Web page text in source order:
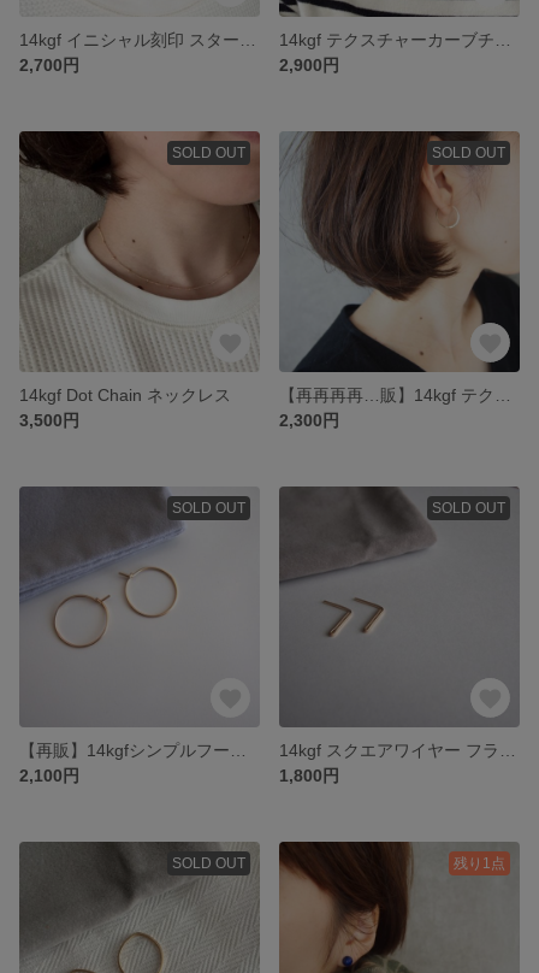
2,700円
2,900円
SOLD OUT
14kgf Dot Chain ネックレス
3,500円
SOLD OUT
2,300円
SOLD OUT
2,100円
SOLD OUT
1,800円
SOLD OUT 残り1点